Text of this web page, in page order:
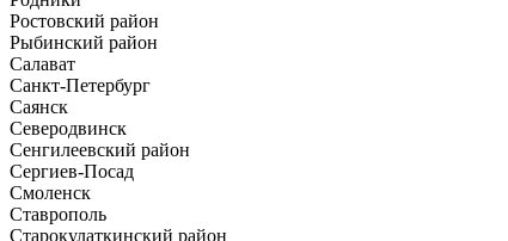
Ростовский район
Рыбинский район
Салават
Санкт-Петербург
Саянск
Северодвинск
Сенгилеевский район
Сергиев-Посад
Смоленск
Ставрополь
Старокулаткинский район